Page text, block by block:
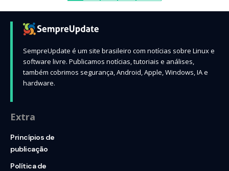
SempreUpdate é um site brasileiro com notícias sobre Linux e
software livre. Publicamos notícias, tutoriais e análises,
também cobrimos segurança, Android, Apple, Windows, IA e
hardware.
Extra
Princípios de
publicação
Política de